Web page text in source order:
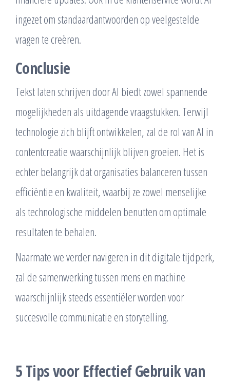
ingezet om standaardantwoorden op veelgestelde
vragen te creëren.
Conclusie
Tekst laten schrijven door AI biedt zowel spannende
mogelijkheden als uitdagende vraagstukken. Terwijl
technologie zich blijft ontwikkelen, zal de rol van AI in
contentcreatie waarschijnlijk blijven groeien. Het is
echter belangrijk dat organisaties balanceren tussen
efficiëntie en kwaliteit, waarbij ze zowel menselijke
als technologische middelen benutten om optimale
resultaten te behalen.
Naarmate we verder navigeren in dit digitale tijdperk,
zal de samenwerking tussen mens en machine
waarschijnlijk steeds essentiëler worden voor
succesvolle communicatie en storytelling.
5 Tips voor Effectief Gebruik van